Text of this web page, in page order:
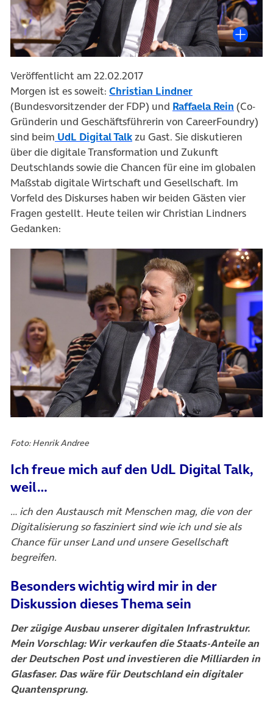
Veröffentlicht am 22.02.2017
Morgen ist es soweit: Christian Lindner(öffnet in neuem
(Bundesvorsitzender der FDP) und Raffaela Rein (öffnet
(Co-
Gründerin und Geschäftsführerin von CareerFoundry)
sind beim UdL Digital Talk(öffnet in neuem Tab)
zu Gast. Sie diskutieren
über die digitale Transformation und Zukunft
Deutschlands sowie die Chancen für eine im globalen
Maßstab digitale Wirtschaft und Gesellschaft. Im
Vorfeld des Diskurses haben wir beiden Gästen vier
Fragen gestellt. Heute teilen wir Christian Lindners
Gedanken:
Foto: Henrik Andree
Ich freue mich auf den UdL Digital Talk,
weil…
… ich den Austausch mit Menschen mag, die von der
Digitalisierung so fasziniert sind wie ich und sie als
Chance für unser Land und unsere Gesellschaft
begreifen.
Besonders wichtig wird mir in der
Diskussion dieses Thema sein
Der zügige Ausbau unserer digitalen Infrastruktur.
Mein Vorschlag: Wir verkaufen die Staats-Anteile an
der Deutschen Post und investieren die Milliarden in
Glasfaser. Das wäre für Deutschland ein digitaler
Quantensprung.